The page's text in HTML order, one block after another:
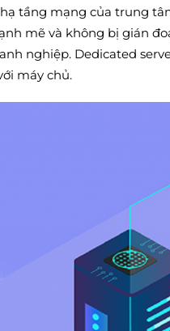
tầng mạng của trung
mẽ và không bị gián
nghiệp. Dedicated
máy chủ.